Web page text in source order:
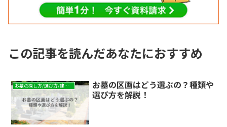
この記事を読んだあなたにおすすめ
お墓の探し方/選び方/建て方
お墓の区画はどう選ぶの？種類や
選び方を解説！